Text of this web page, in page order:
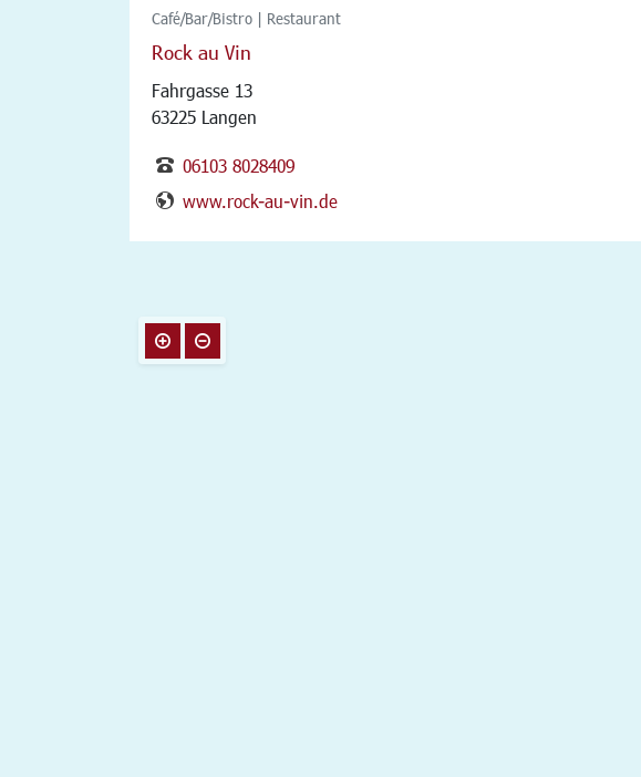
Café/Bar/Bistro | Restaurant
Rock au Vin
Fahrgasse 13
63225 Langen
06103 8028409
www.rock-au-vin.de